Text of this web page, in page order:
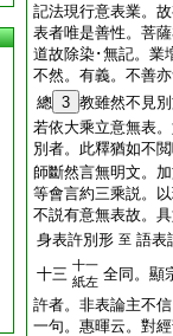
記法現行意表業。
表者唯是善性。菩
道故除染･無記。業
不然。有義。不善
總 3 教雖然不見
若依大乘立意無表
別者。此釋猶如不
師斷然言無明文。
等會言約三乘説。
不説有意無表故。
身表許別形 至 語表
十三 十一
紙左 全同。顯
許者。非表論主不
一句。惠暉云。對